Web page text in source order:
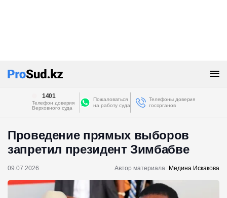
1401
Телефон доверия
Верховного суда
Пожаловаться
на работу суда
Телефоны доверия
госорганов
Проведение прямых выборов
запретил президент Зимбабве
09.07.2026 Автор материала: Медина Искакова